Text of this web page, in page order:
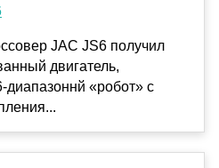
JAC JS6 получил
двигатель,
«робот» с